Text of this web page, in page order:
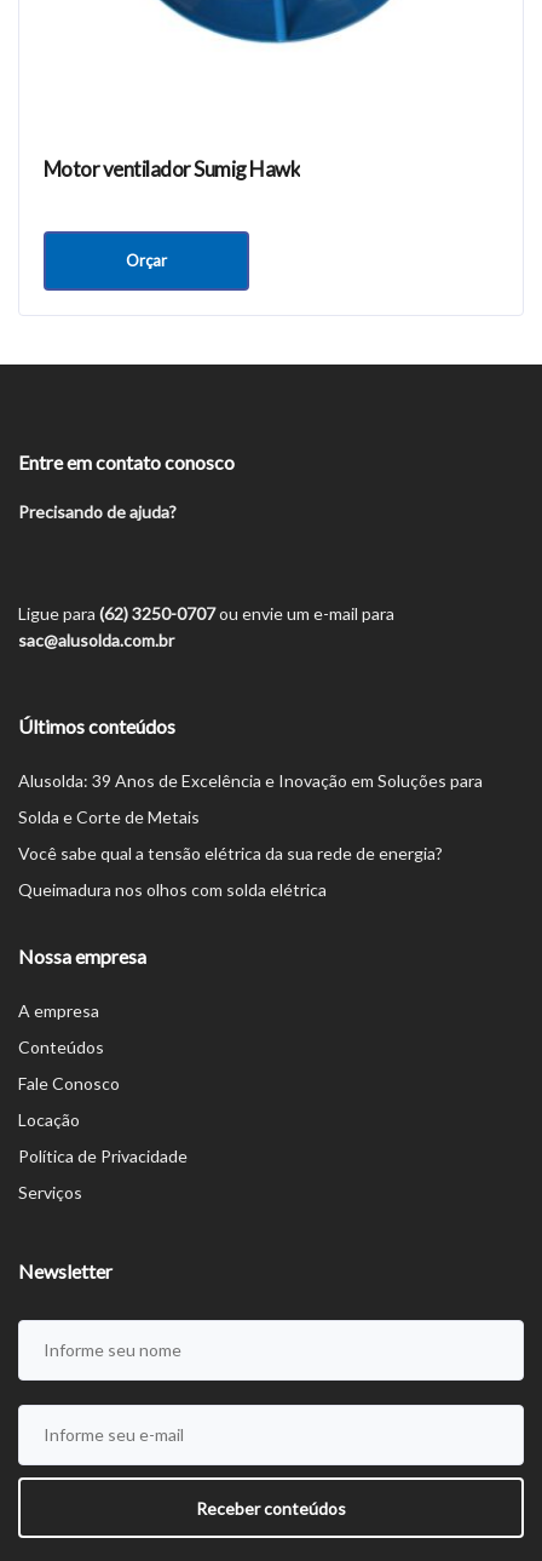
Motor ventilador Sumig Hawk
Orçar
Entre em contato conosco
Precisando de ajuda?
Ligue para (62) 3250-0707ou envie um e-mail para
sac@alusolda.com.br
Últimos conteúdos
Alusolda: 39 Anos de Excelência e Inovação em Soluções para
Solda e Corte de Metais
Você sabe qual a tensão elétrica da sua rede de energia?
Queimadura nos olhos com solda elétrica
Nossa empresa
A empresa
Conteúdos
Fale Conosco
Locação
Política de Privacidade
Serviços
Newsletter